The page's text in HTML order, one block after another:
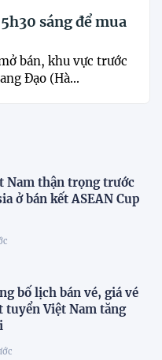
sáng để mua
bán, khu vực trước
Đạo (Hà...
Nam thận trọng trước
ở bán kết ASEAN Cup
bố lịch bán vé, giá vé
tuyển Việt Nam tăng